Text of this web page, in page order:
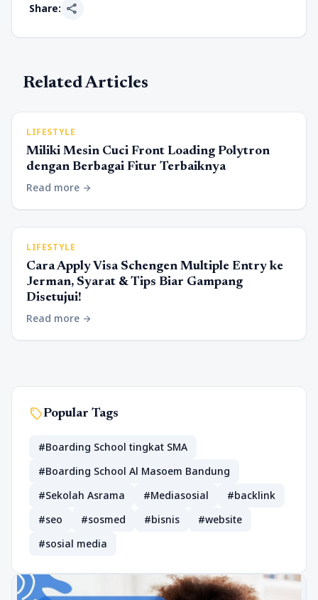
Share: share
Related Articles
LIFESTYLE
Miliki Mesin Cuci Front Loading Polytron
dengan Berbagai Fitur Terbaiknya
Read more arrow_forward
LIFESTYLE
Cara Apply Visa Schengen Multiple Entry ke
Jerman, Syarat & Tips Biar Gampang
Disetujui!
Read more arrow_forward
sellPopular Tags
#Boarding School tingkat SMA
#Boarding School Al Masoem Bandung
#Sekolah Asrama
#Mediasosial
#backlink
#seo
#sosmed #bisnis
#website
#sosial media